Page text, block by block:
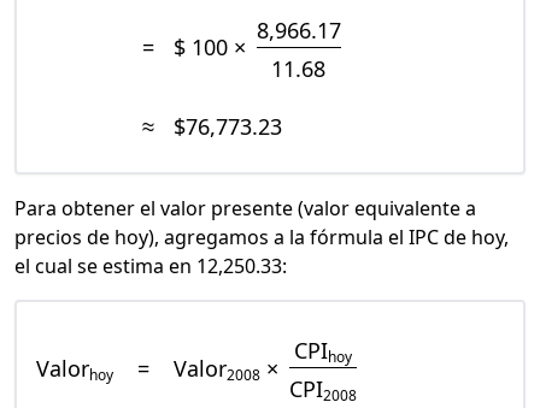
= $ 100 ×
8,966.17
11.68
≈
$76,773.23
Para obtener el valor presente (valor equivalente a
precios de hoy), agregamos a la fórmula el IPC de hoy,
el cual se estima en 12,250.33:
Valorhoy = Valor2008 ×
CPIhoy
CPI2008